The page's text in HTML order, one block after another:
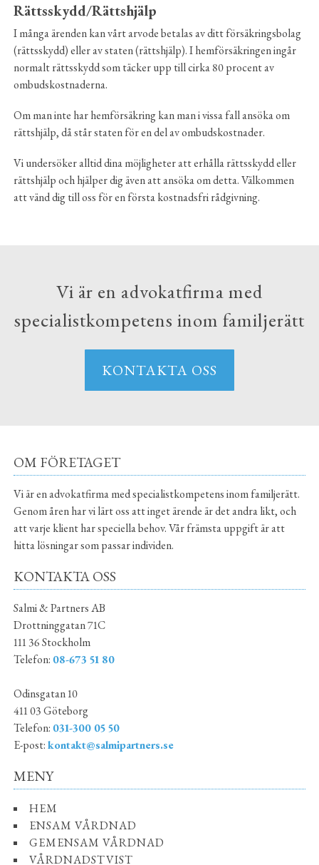
Rättsskydd/Rättshjälp
I många ärenden kan vårt arvode betalas av ditt försäkringsbolag
(rättsskydd) eller av staten (rättshjälp). I hemförsäkringen ingår
normalt rättsskydd som täcker upp till cirka 80 procent av
ombudskostnaderna.
Om man inte har hemförsäkring kan man i vissa fall ansöka om
rättshjälp, då står staten för en del av ombudskostnader.
Vi undersöker alltid dina möjligheter att erhålla rättsskydd eller
rättshjälp och hjälper dig även att ansöka om detta. Välkommen
att vänd dig till oss för en första kostnadsfri rådgivning.
Vi är en advokatfirma med
specialistkompetens inom familjerätt
KONTAKTA OSS
OM FÖRETAGET
Vi är en advokatfirma med specialistkompetens inom familjerätt.
Genom åren har vi lärt oss att inget ärende är det andra likt, och
att varje klient har speciella behov. Vår främsta uppgift är att
hitta lösningar som passar individen.
KONTAKTA OSS
Salmi & Partners AB
Drottninggatan 71C
111 36 Stockholm
Telefon:08-673 51 80
Odinsgatan 10
411 03 Göteborg
Telefon:031-300 05 50
E-post:kontakt@salmipartners.se
MENY
HEM
ENSAM VÅRDNAD
GEMENSAM VÅRDNAD
VÅRDNADSTVIST